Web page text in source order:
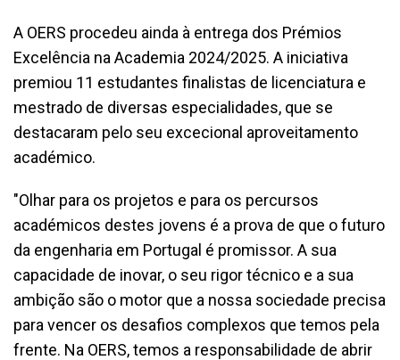
A OERS procedeu ainda à entrega dos Prémios
Excelência na Academia 2024/2025. A iniciativa
premiou 11 estudantes finalistas de licenciatura e
mestrado de diversas especialidades, que se
destacaram pelo seu excecional aproveitamento
académico.
"Olhar para os projetos e para os percursos
académicos destes jovens é a prova de que o futuro
da engenharia em Portugal é promissor. A sua
capacidade de inovar, o seu rigor técnico e a sua
ambição são o motor que a nossa sociedade precisa
para vencer os desafios complexos que temos pela
frente. Na OERS, temos a responsabilidade de abrir